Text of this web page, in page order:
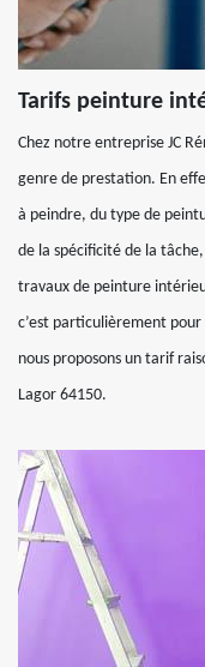
Tarifs peinture
Chez notre entreprise JC
genre de prestation. En
à peindre, du type de
de la spécificité de la
travaux de peinture
c’est particulièrement
nous proposons un tarif
Lagor 64150.